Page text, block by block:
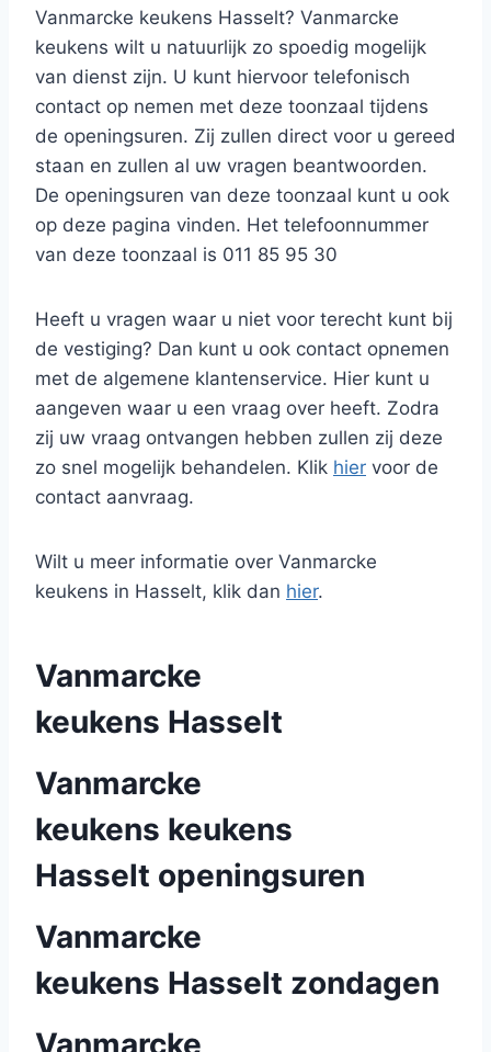
Vanmarcke keukens Hasselt? Vanmarcke
keukens wilt u natuurlijk zo spoedig mogelijk
van dienst zijn. U kunt hiervoor telefonisch
contact op nemen met deze toonzaal tijdens
de openingsuren. Zij zullen direct voor u gereed
staan en zullen al uw vragen beantwoorden.
De openingsuren van deze toonzaal kunt u ook
op deze pagina vinden. Het telefoonnummer
van deze toonzaal is 011 85 95 30
Heeft u vragen waar u niet voor terecht kunt bij
de vestiging? Dan kunt u ook contact opnemen
met de algemene klantenservice. Hier kunt u
aangeven waar u een vraag over heeft. Zodra
zij uw vraag ontvangen hebben zullen zij deze
zo snel mogelijk behandelen. Klik hier voor de
contact aanvraag.
Wilt u meer informatie over Vanmarcke
keukens in Hasselt, klik dan hier.
Vanmarcke
keukens Hasselt
Vanmarcke
keukens keukens
Hasselt openingsuren
Vanmarcke
keukens Hasselt zondagen
Vanmarcke